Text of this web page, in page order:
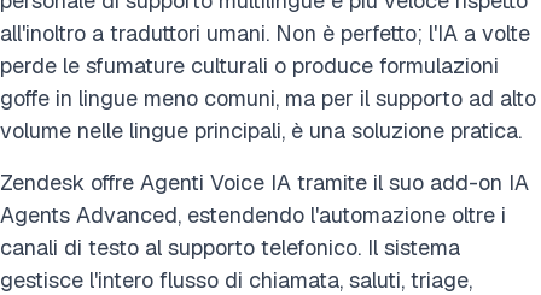
all'inoltro a traduttori umani. Non è perfetto; l'IA a volte
perde le sfumature culturali o produce formulazioni
goffe in lingue meno comuni, ma per il supporto ad alto
volume nelle lingue principali, è una soluzione pratica.
Zendesk offre Agenti Voice IA tramite il suo add-on IA
Agents Advanced, estendendo l'automazione oltre i
canali di testo al supporto telefonico. Il sistema
gestisce l'intero flusso di chiamata, saluti, triage,